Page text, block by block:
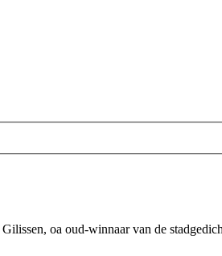
oa oud-winnaar van de